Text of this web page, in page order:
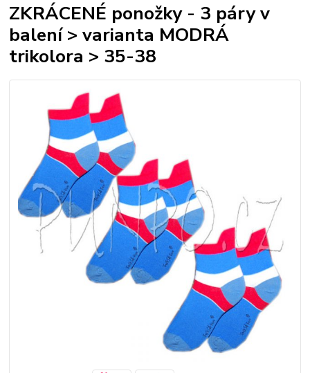
ZKRÁCENÉ ponožky - 3 páry v
balení > varianta MODRÁ
trikolora > 35-38